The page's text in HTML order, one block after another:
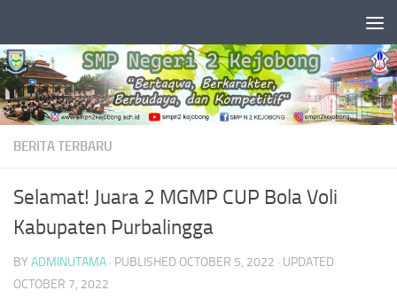
BERITA TERBARU
Selamat! Juara 2 MGMP CUP Bola Voli
Kabupaten Purbalingga
BY ADMINUTAMA · PUBLISHED OCTOBER 5, 2022 · UPDATED
OCTOBER 7, 2022